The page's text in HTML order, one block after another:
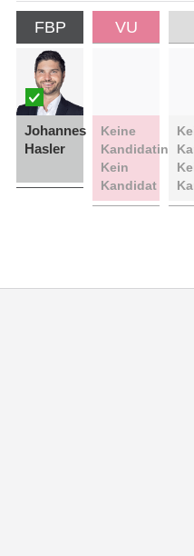
FBP
Johannes
Hasler
VU
Keine
Kandidatin
Kein
Kandidat